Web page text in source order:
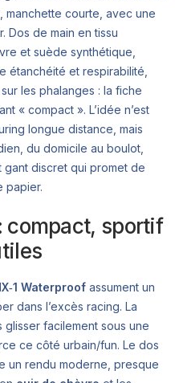
, manchette courte, avec une
Dos de main en tissu
et suède synthétique,
étanchéité et respirabilité,
les phalanges : la fiche
« compact ». L’idée n’est
longue distance, mais
du domicile au boulot,
gant discret qui promet de
papier.
compact, sportif
Waterproof assument un
dans l’excès racing. La
glisser facilement sous une
ce côté urbain/fun. Le dos
un rendu moderne, presque